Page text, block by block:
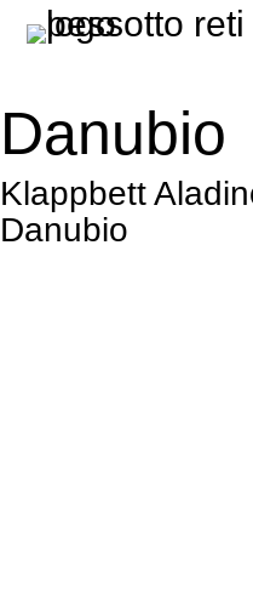
Danubio
Klappbett
Danubio